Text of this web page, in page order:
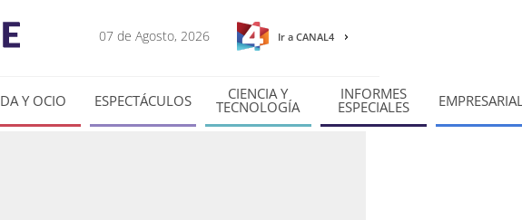
07 de Agosto, 2026 Ir a CANAL4
Y OCIO ESPECTÁCULOS CIENCIA Y
TECNOLOGÍA
INFORMES
ESPECIALES